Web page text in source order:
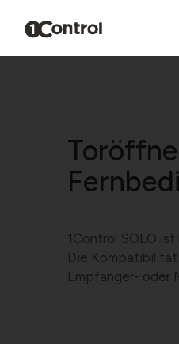
1Control SOLO
Die Kompatibilität
Empfänger- oder